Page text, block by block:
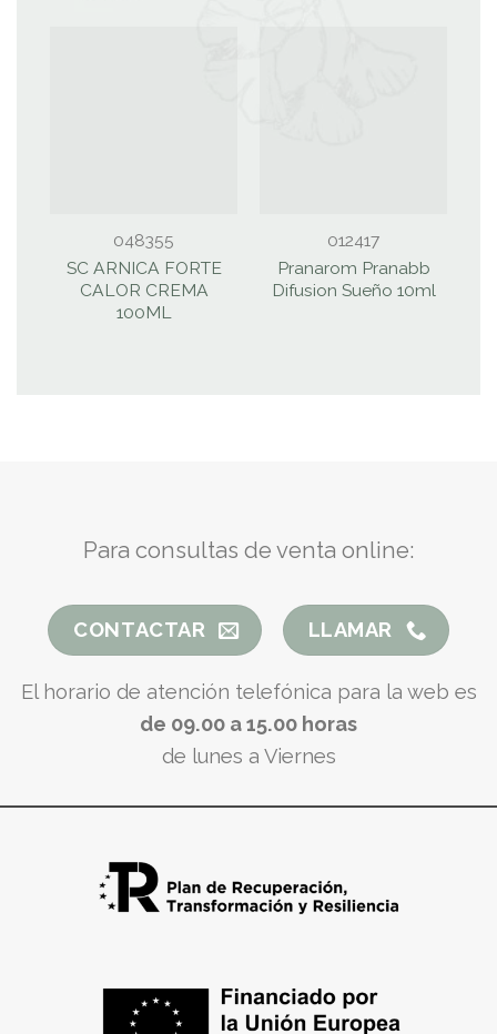
048355
SC ARNICA FORTE
CALOR CREMA
100ML
012417
Pranarom Pranabb
Difusion Sueño 10ml
Para consultas de venta online:
CONTACTAR LLAMAR
El horario de atención telefónica para la web es
de 09.00 a 15.00 horas
de lunes a Viernes